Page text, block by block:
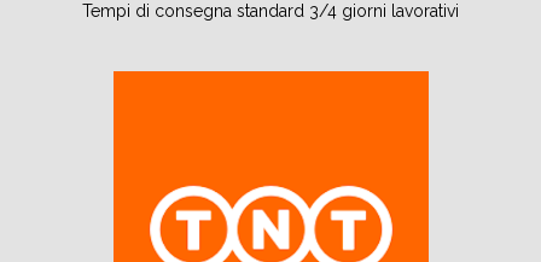
Tempi di consegna standard 3/4 giorni lavorativi